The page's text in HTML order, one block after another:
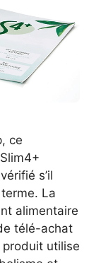
ce
s’il
La
alimentaire
télé-achat
produit utilise